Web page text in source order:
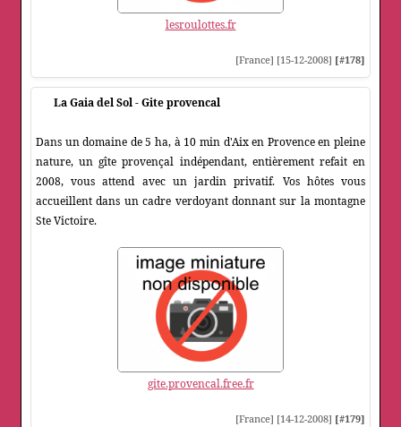
lesroulottes.fr
[France] [15-12-2008] [#178]
La Gaia del Sol - Gite provencal
Dans un domaine de 5 ha, à 10 min d'Aix en Provence en pleine
nature, un gîte provençal indépendant, entièrement refait en
2008, vous attend avec un jardin privatif. Vos hôtes vous
accueillent dans un cadre verdoyant donnant sur la montagne
Ste Victoire.
gite.provencal.free.fr
[France] [14-12-2008] [#179]